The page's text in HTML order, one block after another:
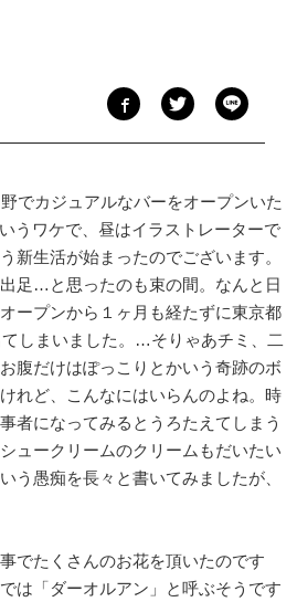
でカジュアルなバーをオープンいた
うワケで、昼はイラストレーターで
新生活が始まったのでございます。
足…と思ったのも束の間。なんと日
ープンから１ヶ月も経たずに東京都
しまいました。…そりゃあチミ、二
腹だけはぽっこりとかいう奇跡のボ
れど、こんなにはいらんのよね。時
者になってみるとうろたえてしまう
ュークリームのクリームもだいたい
愚痴を長々と書いてみましたが、
でたくさんのお花を頂いたのです
は「ダーオルアン」と呼ぶそうです